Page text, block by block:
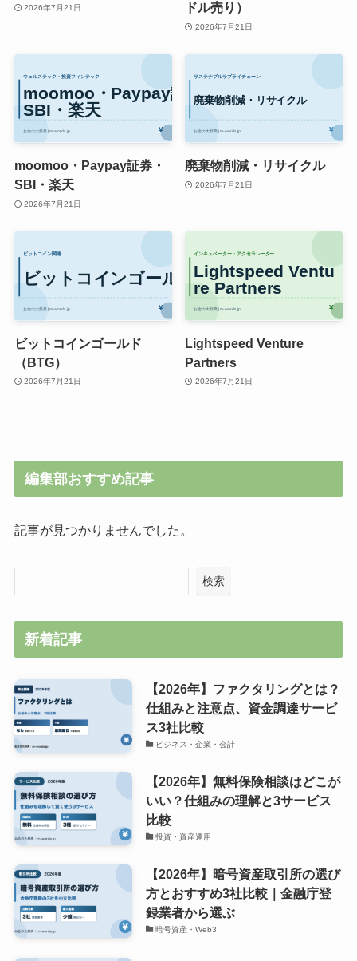
2026年7月21日 ドル売り）
2026年7月21日
moomoo・Paypay証券・
SBI・楽天
2026年7月21日
廃棄物削減・リサイクル
2026年7月21日
ビットコインゴールド
（BTG）
2026年7月21日
Lightspeed Venture
Partners
2026年7月21日
編集部おすすめ記事
記事が見つかりませんでした。
検索
新着記事
【2026年】ファクタリングとは？
仕組みと注意点、資金調達サービ
ス3社比較
ビジネス・企業・会計
【2026年】無料保険相談はどこが
いい？仕組みの理解と3サービス
比較
投資・資産運用
【2026年】暗号資産取引所の選び
方とおすすめ3社比較｜金融庁登
録業者から選ぶ
暗号資産・Web3